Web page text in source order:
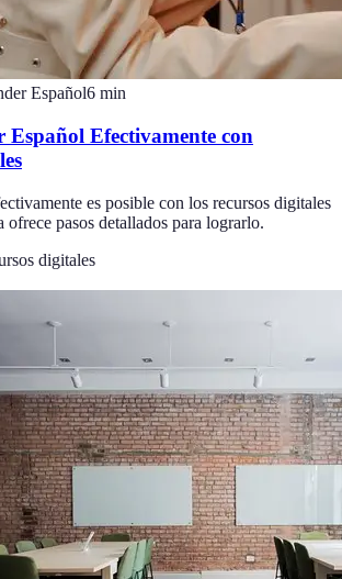
Español6 min
Español Efectivamente con
es posible con los recursos digitales
ofrece pasos detallados para lograrlo.
digitales